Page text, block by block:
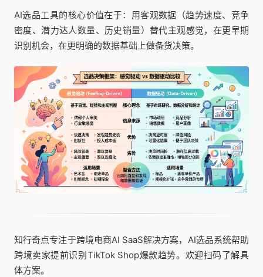
AI选品工具的核心价值在于：用客观数据（趋势速度、竞争
密度、潜力达人数量、历史销量）替代主观感觉，在更早期
识别机会，在更明确的数据基础上做备货决策。
知行奇点专注于跨境电商AI SaaS解决方案，AI选品系统帮助
跨境卖家提前识别TikTok Shop爆款趋势。欢迎扫码了解具
体方案。